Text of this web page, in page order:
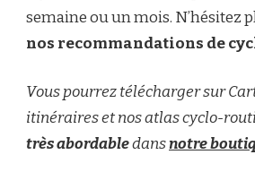
semaine ou un mois. N’hésitez
nos recommandations de
Vous pourrez télécharger sur
itinéraires et nos atlas cyclo-
très abordabledansnotre